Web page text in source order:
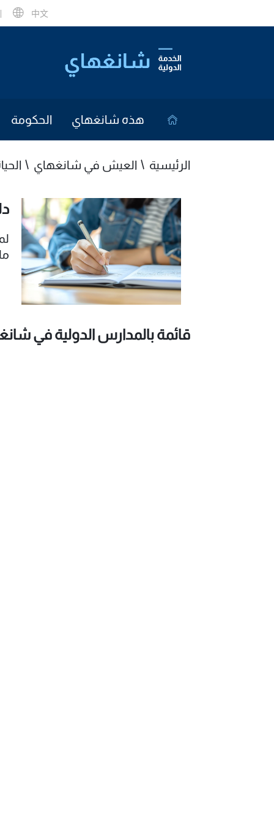
中文
هذه شانغهاي الحكومة
الرئيسية العيش في شانغهاي
قائمة بالمدارس الدولية في